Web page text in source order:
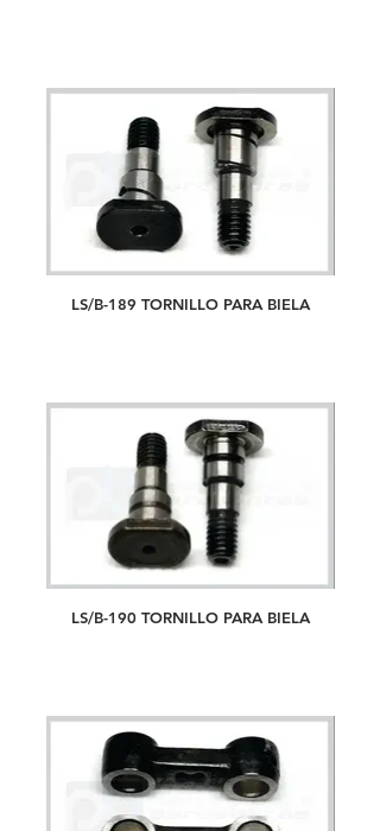
LS/B-189 TORNILLO PARA BIELA
LS/B-190 TORNILLO PARA BIELA